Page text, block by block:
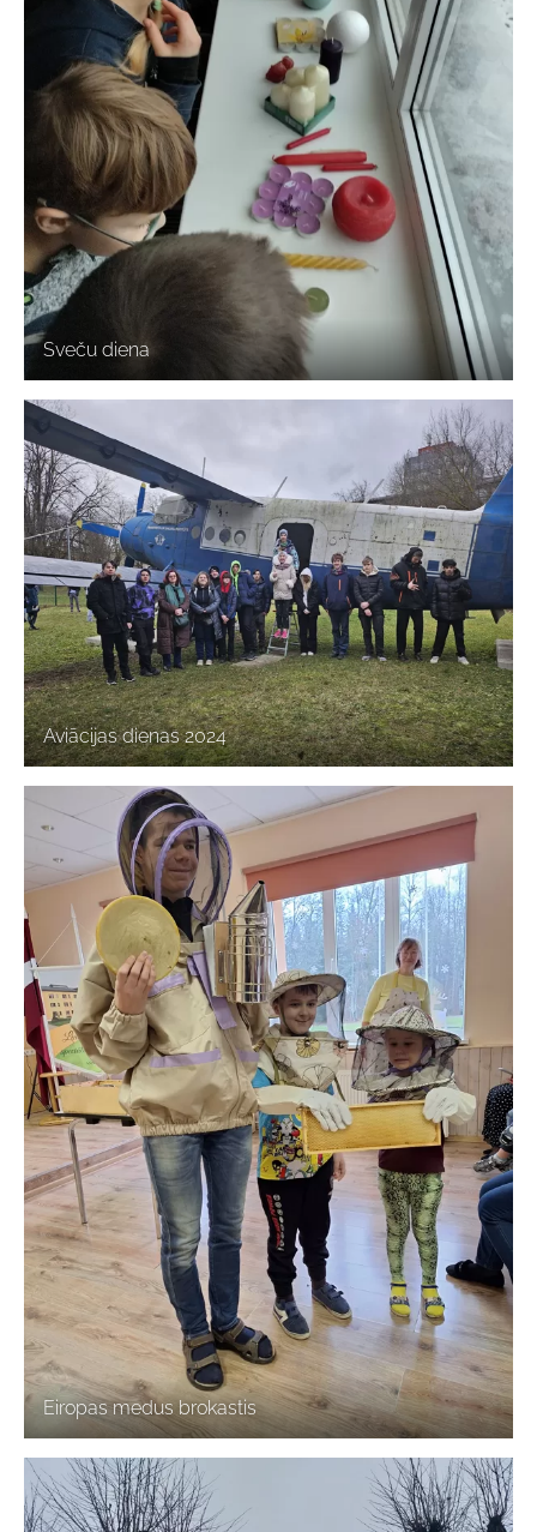
Sveču diena
Aviācijas dienas 2024
Eiropas medus brokastis